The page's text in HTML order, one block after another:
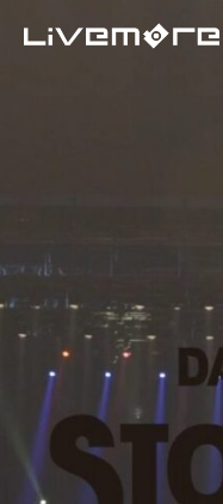
選ばれる理由
会社概要
業務内容